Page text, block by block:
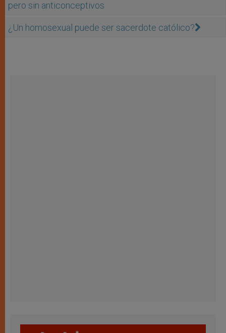
pero sin anticonceptivos
¿Un homosexual puede ser sacerdote católico?